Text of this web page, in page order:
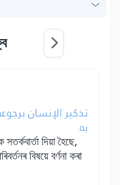
تذكير الإنسان
به.
দিয়া হৈছে,
বিষয়ে বৰ্ণনা কৰা